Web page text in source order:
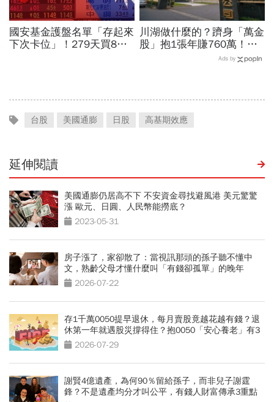
國安基金護盤名單「存起來
下次卡位」！279天買8檔
川湖做什麼的？躋身「萬金
股」抱1張年賺760萬！傳
產鐵工廠如何翻身「只有兩
Ads by
台股 美國通膨 日股 高基期效應
延伸閱讀
美國通膨仍居高不下 不安資金尋找避風港 美元驚驚
漲 歐元、日圓、人民幣能撈底？
2023-05-31
房子漲了，家卻散了：當視訊那頭的孫子聽不懂中
文，熟齡父母才懂什麼叫「有錢卻孤單」的晚年
2026-07-22
存1千萬0050提早退休，每月賣股竟越花越有錢？退
休第一年就遇股災撐得住？抱0050「安心養老」有3
條件2026-07-29
謝賢4億遺產，為何90％留給孫子，而非兒子謝霆
鋒？不是遺產均分才叫公平，有錢人財富傳承3重點